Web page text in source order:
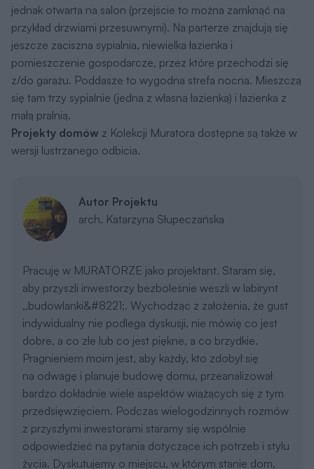
jednak otwarta na salon (przejście to można zamknąć na
przykład drzwiami przesuwnymi). Na parterze znajdują się
jeszcze zaciszna sypialnia, niewielka łazienka i
pomieszczenie gospodarcze, przez które przechodzi się
z/do garażu. Poddasze to wygodna strefa nocna. Mieszczą
się tam trzy sypialnie (jedna z własną łazienką) i łazienka z
małą pralnią.
Projekty domów z Kolekcji Muratora dostępne są także w
wersji lustrzanego odbicia.
Autor Projektu
arch. Katarzyna Słupeczańska
Pracuję w MURATORZE jako projektant. Staram się,
aby przyszli inwestorzy bezboleśnie weszli w labirynt
,,budowlanki&#8221;. Wychodząc z założenia, że gust
indywidualny nie podlega dyskusji, nie mówię co jest
dobre, a co złe lub co jest piękne, a co brzydkie.
Pragnieniem moim jest, aby każdy, kto zdobył się
na odwagę i planuje budowę domu, przeanalizował
bardzo dokładnie wiele aspektów wiążących się z tym
przedsięwzięciem. Podczas wielogodzinnych rozmów
z przyszłymi inwestorami staramy się wspólnie
odpowiedzieć na pytania dotyczące ich potrzeb i stylu
życia. Dyskutujemy o miejscu, w którym stanie dom,